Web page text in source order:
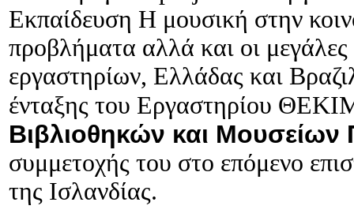
Εκπαίδευση Η μουσική στην
προβλήματα αλλά και οι
εργαστηρίων, Ελλάδας και
ένταξης του Εργαστηρίου
Βιβλιοθηκών και
συμμετοχής του στο επόμενο
της Ισλανδίας.